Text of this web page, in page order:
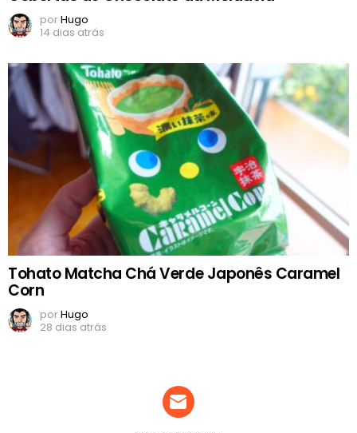
porHugo
14 dias atrás
Tohato Matcha Chá Verde Japonês Caramel
Corn
porHugo
28 dias atrás